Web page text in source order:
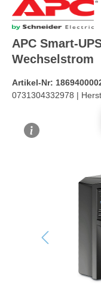
APC Smart-
Wechselstrom
Artikel-Nr:
0731304332978 |